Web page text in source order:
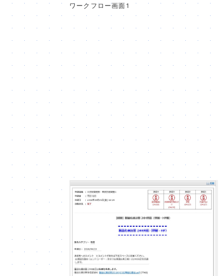
ワークフロー画面1